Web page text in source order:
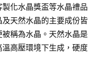
化水晶獎盃等水晶禮品
天然水晶的主要成份皆
稱為水晶。天然水晶是
高壓環境下生成，硬度